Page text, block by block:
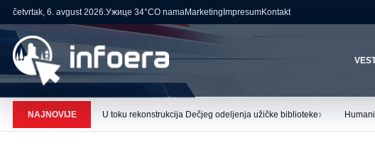
četvrtak, 6. avgust 2026.Ужице 34°CO namaMarketing ImpresumKontakt
NAJNOVIJE U toku rekonstrukcija Dečjeg odeljenja užičke biblioteke›